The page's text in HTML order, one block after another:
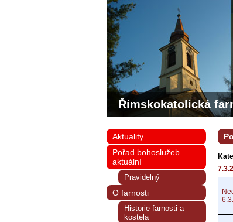
Římskokatolická
Aktuality
Pořad bohoslužeb
aktuální
Pravidelný
O farnosti
Historie farnosti a
kostela